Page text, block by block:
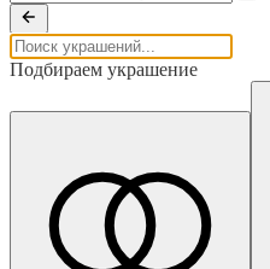
Подбираем украшение